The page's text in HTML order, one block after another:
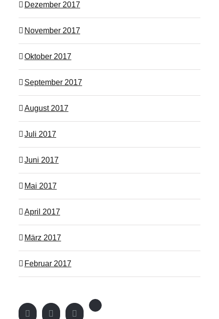
Dezember 2017
November 2017
Oktober 2017
September 2017
August 2017
Juli 2017
Juni 2017
Mai 2017
April 2017
März 2017
Februar 2017